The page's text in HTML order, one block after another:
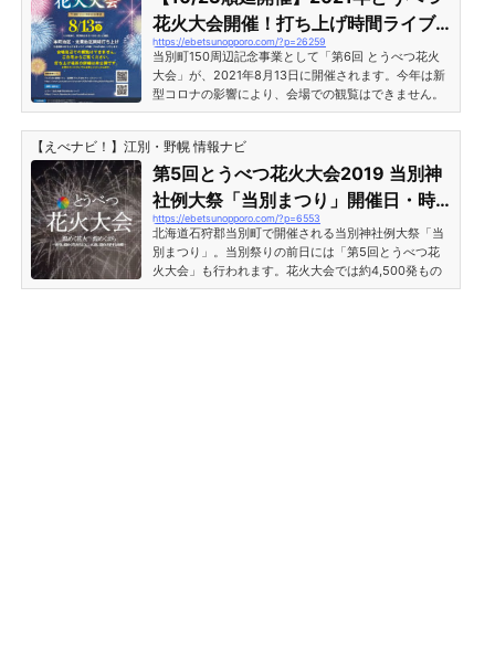
会』については以下の記事をご参照ください。当別神
社例大祭『当別祭り』2022年開催日2022年（令和4
年）8月14日（日）・15日（月）・16日（火） イベン
トスケジュール時間※8...
花火大会開催！打ち上げ時間ライブ
配信情報［石狩郡当別町］
https://ebetsunopporo.com/?p=26259
当別町150周辺記念事業として「第6回 とうべつ花火
大会」が、2021年8月13日に開催されます。今年は新
型コロナの影響により、会場での観覧はできません。
ご自宅から、またYou Tubeライブでの打ち上げ観覧と
なります。※2021年8月13日追記：第6回とうべつ花火
大会は中止となりました。※2021年10月22日追記：10
月23日（土）18:30～ 打ち上げ場所非公開で順延開催
2021年とうべつ花火大会開催！打ち上げ時間ライブ配
信情報［石狩郡当別町］北海道石狩郡当別町１５０周
年記念事業として、「第６回とうべつ花火大会」が開
催されます。2021年の...
【えべナビ！】江別・野幌 情報ナビ
第5回とうべつ花火大会2019 当別神
社例大祭「当別まつり」開催日・時
間
https://ebetsunopporo.com/?p=6553
北海道石狩郡当別町で開催される当別神社例大祭「当
別まつり」。当別祭りの前日には「第5回とうべつ花
火大会」も行われます。花火大会では約4,500発もの
花火が打ち上げられるとのことで、期待感が高まりま